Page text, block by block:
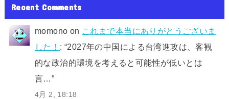
Recent Comments
momono on これまで本当にありがとうございま
した！ : “2027年の中国による台湾進攻は、客観
的な政治的環境を考えると可能性が低いとは
言…”
4月 2, 18:18